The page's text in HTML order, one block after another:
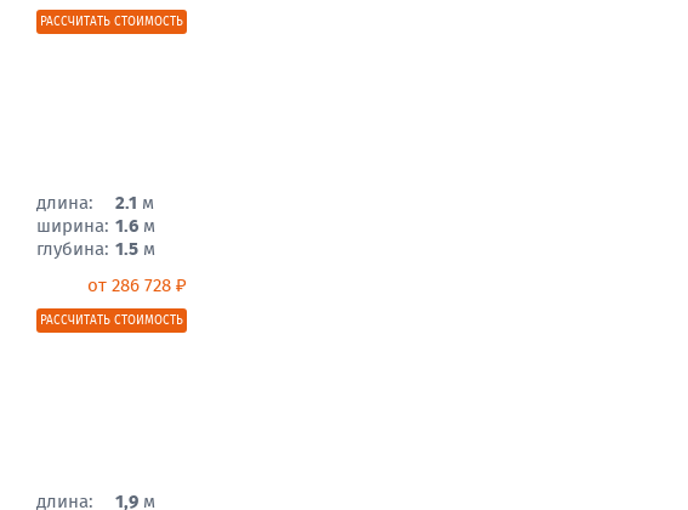
РАССЧИТАТЬ СТОИМОСТЬ
длина: 2.1 м
ширина: 1.6 м
глубина: 1.5 м
от 286 728 ₽
РАССЧИТАТЬ СТОИМОСТЬ
длина: 1,9 м